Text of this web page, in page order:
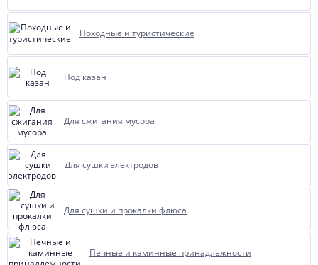
Походные и туристические
Под казан
Для сжигания мусора
Для сушки электродов
Для сушки и прокалки флюса
Печные и каминные принадлежности